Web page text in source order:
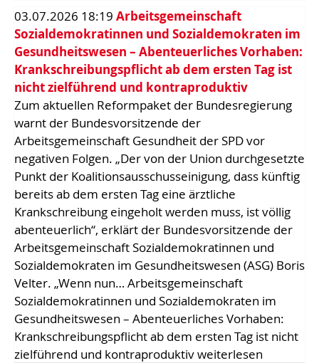
03.07.2026 18:19 Arbeitsgemeinschaft
Sozialdemokratinnen und Sozialdemokraten im
Gesundheitswesen – Abenteuerliches Vorhaben:
Krankschreibungspflicht ab dem ersten Tag ist
nicht zielführend und kontraproduktiv
Zum aktuellen Reformpaket der Bundesregierung
warnt der Bundesvorsitzende der
Arbeitsgemeinschaft Gesundheit der SPD vor
negativen Folgen. „Der von der Union durchgesetzte
Punkt der Koalitionsausschusseinigung, dass künftig
bereits ab dem ersten Tag eine ärztliche
Krankschreibung eingeholt werden muss, ist völlig
abenteuerlich“, erklärt der Bundesvorsitzende der
Arbeitsgemeinschaft Sozialdemokratinnen und
Sozialdemokraten im Gesundheitswesen (ASG) Boris
Velter. „Wenn nun… Arbeitsgemeinschaft
Sozialdemokratinnen und Sozialdemokraten im
Gesundheitswesen – Abenteuerliches Vorhaben:
Krankschreibungspflicht ab dem ersten Tag ist nicht
zielführend und kontraproduktiv weiterlesen